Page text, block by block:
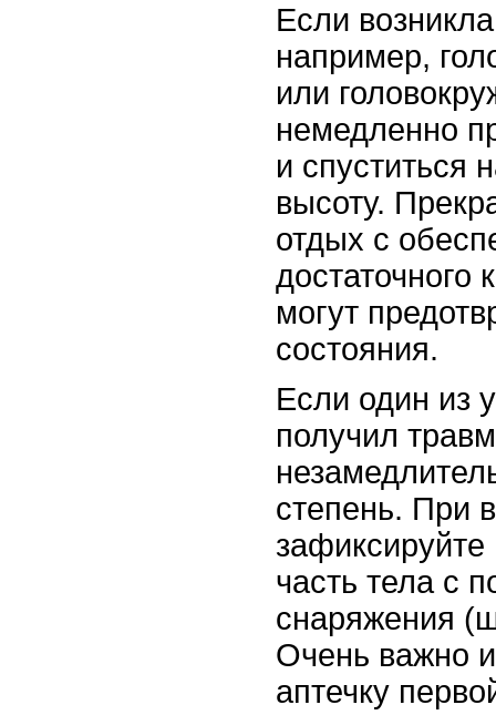
Если
например,
или
немедленно
и спуститься
высоту.
отдых с
достаточного
могут
состояния.
Если один из
получил
степень. При
часть тела с
снаряжения
Очень важно
аптечку